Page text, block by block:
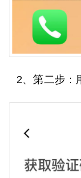
2、第二步：